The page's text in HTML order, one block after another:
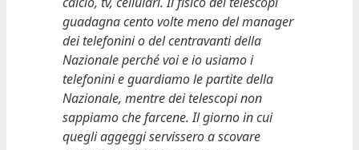
guadagna cento volte meno del manager
dei telefonini o del centravanti della
Nazionale perché voi e io usiamo i
telefonini e guardiamo le partite della
Nazionale, mentre dei telescopi non
sappiamo che farcene. Il giorno in cui
quegli aggeggi servissero a scovare